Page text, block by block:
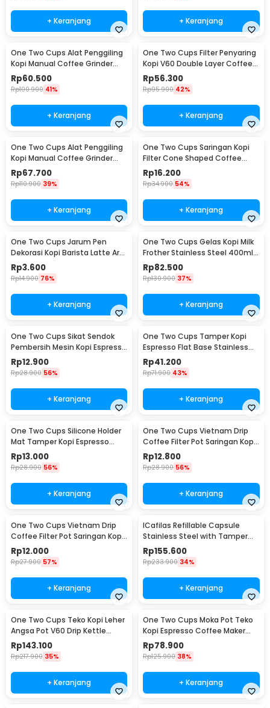
+ Keranjang + Keranjang
One Two Cups Alat Penggiling
Kopi Manual Coffee Grinder
Adjustable - RHNHA0176
Rp60.500
Rp100.900 41%
+ Keranjang
One Two Cups Filter Penyaring
Kopi V60 Double Layer Coffee
Filter - FS-40S
Rp56.300
Rp95.900 42%
+ Keranjang
One Two Cups Alat Penggiling
Kopi Manual Coffee Grinder
Adjustable - CF4146
Rp67.700
Rp110.900 39%
+ Keranjang
One Two Cups Saringan Kopi
Filter Cone Shaped Coffee
Dripper 1 PCS - K741
Rp16.200
Rp34.900 54%
+ Keranjang
One Two Cups Jarum Pen
Dekorasi Kopi Barista Latte Art
Needle 13cm - F3F27
Rp3.600
Rp14.900 76%
+ Keranjang
One Two Cups Gelas Kopi Milk
Frother Stainless Steel 400ml -
WZ0011
Rp82.500
Rp130.900 37%
+ Keranjang
One Two Cups Sikat Sendok
Pembersih Mesin Kopi Espresso
2in1 - 8809
Rp12.900
Rp28.900 56%
+ Keranjang
One Two Cups Tamper Kopi
Espresso Flat Base Stainless
Steel 51mm - SS51
Rp41.200
Rp71.900 43%
+ Keranjang
One Two Cups Silicone Holder
Mat Tamper Kopi Espresso
Barista - 0310
Rp13.000
Rp28.900 56%
+ Keranjang
One Two Cups Vietnam Drip
Coffee Filter Pot Saringan Kopi
124ml 7Q - LC1
Rp12.800
Rp28.900 56%
+ Keranjang
One Two Cups Vietnam Drip
Coffee Filter Pot Saringan Kopi
114ml 6Q - LC1
Rp12.000
Rp27.900 57%
+ Keranjang
ICafilas Refillable Capsule
Stainless Steel with Tamper
for Nespresso - F456
Rp155.600
Rp233.900 34%
+ Keranjang
One Two Cups Teko Kopi Leher
Angsa Pot V60 Drip Kettle
960ml - RF-15
Rp143.100
Rp217.900 35%
+ Keranjang
One Two Cups Moka Pot Teko
Kopi Espresso Coffee Maker
Stovetop 6 Cup 300ml - Z21
Rp78.900
Rp125.900 38%
+ Keranjang